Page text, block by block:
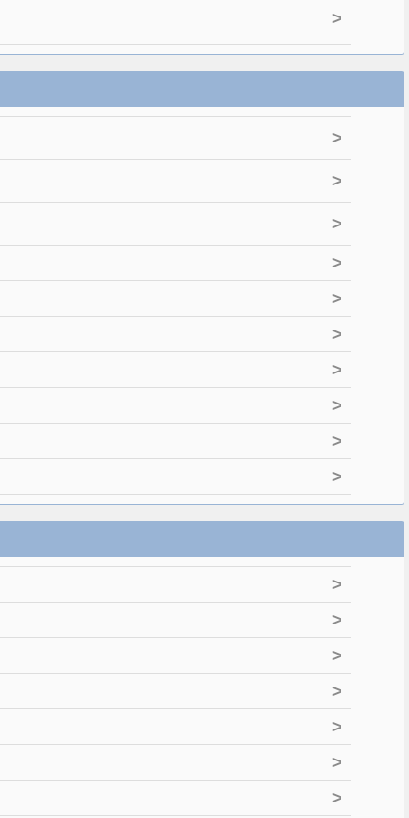
>
>
>
>
>
>
>
>
>
>
>
>
>
>
>
>
>
>